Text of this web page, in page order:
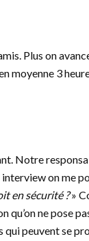
Plus on
moyenne 3
Notre
on me
en sécurité ?»
ne pose
peuvent se